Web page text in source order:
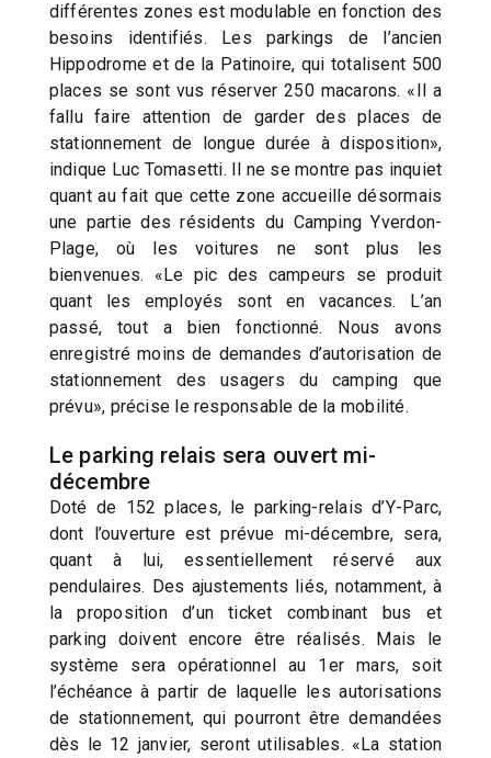
différentes zones est modulable en fonction des
besoins identifiés. Les parkings de l’ancien
Hippodrome et de la Patinoire, qui totalisent 500
places se sont vus réserver 250 macarons. «Il a
fallu faire attention de garder des places de
stationnement de longue durée à disposition»,
indique Luc Tomasetti. Il ne se montre pas inquiet
quant au fait que cette zone accueille désormais
une partie des résidents du Camping Yverdon-
Plage, où les voitures ne sont plus les
bienvenues. «Le pic des campeurs se produit
quant les employés sont en vacances. L’an
passé, tout a bien fonctionné. Nous avons
enregistré moins de demandes d’autorisation de
stationnement des usagers du camping que
prévu», précise le responsable de la mobilité.
Le parking relais sera ouvert mi-
décembre
Doté de 152 places, le parking-relais d’Y-Parc,
dont l’ouverture est prévue mi-décembre, sera,
quant à lui, essentiellement réservé aux
pendulaires. Des ajustements liés, notamment, à
la proposition d’un ticket combinant bus et
parking doivent encore être réalisés. Mais le
système sera opérationnel au 1er mars, soit
l’échéance à partir de laquelle les autorisations
de stationnement, qui pourront être demandées
dès le 12 janvier, seront utilisables. «La station